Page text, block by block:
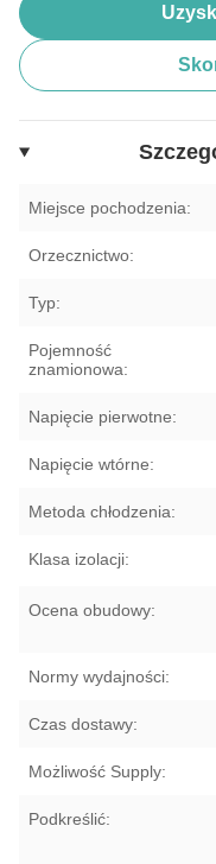
Miejsce pochodzenia:
Orzecznictwo:
Typ:
Pojemność
znamionowa:
Napięcie pierwotne:
Napięcie wtórne:
Metoda chłodzenia:
Klasa izolacji:
Ocena obudowy:
Normy wydajności:
Czas dostawy:
Możliwość Supply:
Podkreślić: